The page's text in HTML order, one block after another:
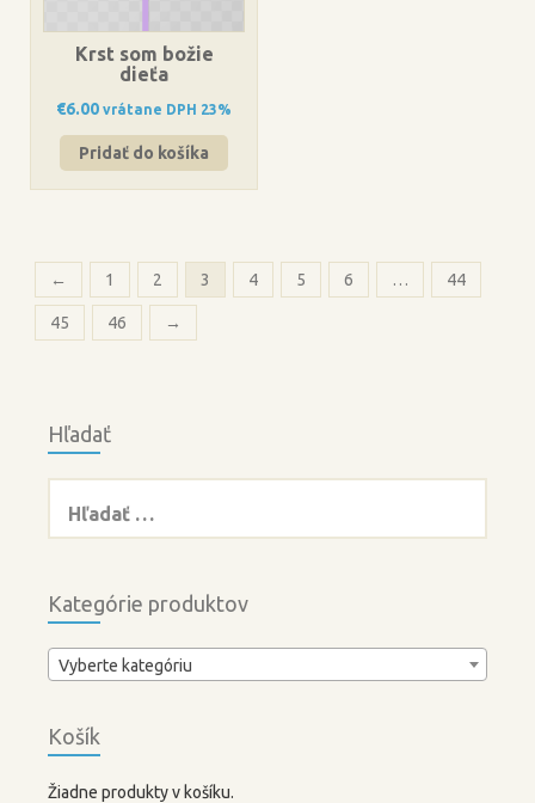
Krst som božie
dieťa
€6.00 vrátane DPH 23%
Pridať do košíka
← 1 2 3 4 5 6 … 44
45 46 →
Hľadať
Kategórie produktov
Vyberte kategóriu
Košík
Žiadne produkty v košíku.